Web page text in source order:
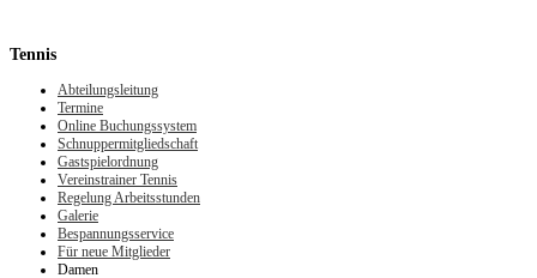
Tennis
Abteilungsleitung
Termine
Online Buchungssystem
Schnuppermitgliedschaft
Gastspielordnung
Vereinstrainer Tennis
Regelung Arbeitsstunden
Galerie
Bespannungsservice
Für neue Mitglieder
Damen